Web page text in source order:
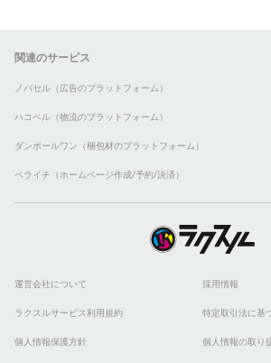
関連のサービス
ノバセル（広告のプラットフォーム）
ハコベル（物流のプラットフォーム）
ダンボールワン（梱包材のプラットフォーム）
ペライチ（ホームページ作成/予約/決済）
運営会社について 採用情報
ラクスルサービス利用規約 特定取引法に基
個人情報保護方針 個人情報の取り